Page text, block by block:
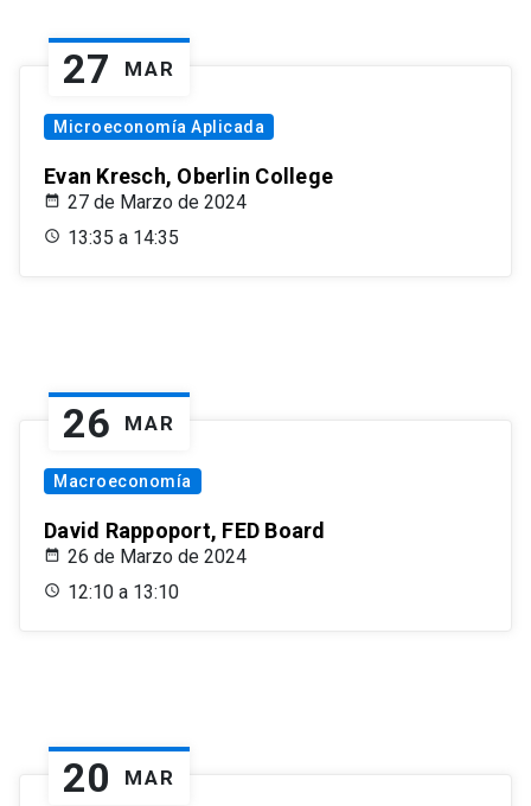
27 MAR
Microeconomía Aplicada
Evan Kresch, Oberlin College
27 de Marzo de 2024
13:35 a 14:35
26 MAR
Macroeconomía
David Rappoport, FED Board
26 de Marzo de 2024
12:10 a 13:10
20 MAR